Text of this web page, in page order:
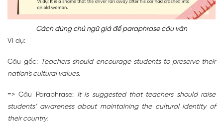
Cách dùng chủ ngữ giả để paraphrase câu văn
Ví dụ:
Câu gốc: Teachers should encourage students to preserve their
nation’s cultural values.
=> Câu Paraphrase: It is suggested that teachers should raise
students’ awareness about maintaining the cultural identity of
their country.